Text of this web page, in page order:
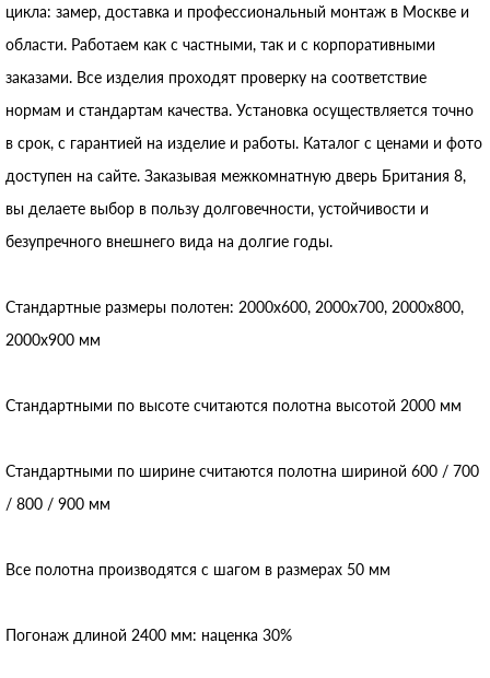
цикла: замер, доставка и профессиональный монтаж в Москве и
области. Работаем как с частными, так и с корпоративными
заказами. Все изделия проходят проверку на соответствие
нормам и стандартам качества. Установка осуществляется точно
в срок, с гарантией на изделие и работы. Каталог с ценами и фото
доступен на сайте. Заказывая межкомнатную дверь Британия 8,
вы делаете выбор в пользу долговечности, устойчивости и
безупречного внешнего вида на долгие годы.
Стандартные размеры полотен: 2000x600, 2000x700, 2000x800,
2000x900 мм
Стандартными по высоте считаются полотна высотой 2000 мм
Стандартными по ширине считаются полотна шириной 600 / 700
/ 800 / 900 мм
Все полотна производятся с шагом в размерах 50 мм
Погонаж длиной 2400 мм: наценка 30%